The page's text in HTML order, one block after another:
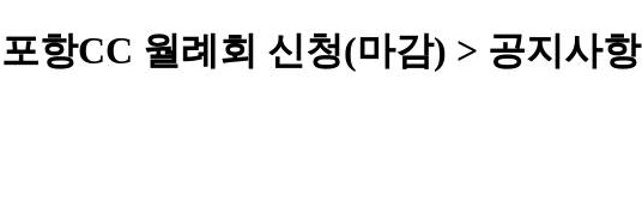
항CC 월례회 신청(마감) > 공지사항